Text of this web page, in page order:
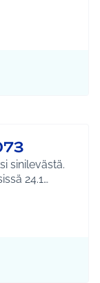
sinilevästä.
24.1…
kylät